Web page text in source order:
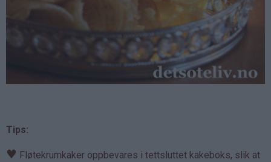
Tips:
♥ Fløtekrumkaker oppbevares i tettsluttet kakeboks, slik at